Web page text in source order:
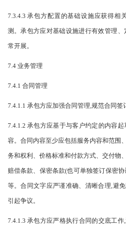
7.3.4.3 承包方配置的基础设施应获得相
测。承包方应对基础设施进行有效管理
常开展。
7.4 业务管理
7.4.1 合同管理
7.4.1.1 承包方应加强合同管理,规范合同签
7.4.1.2 承包方应基于与客户约定的内容
容。合同内容至少应包括服务内容和范围
务和权利、价格标准和付款方式、交付物
赔偿条款、保密条款(也可单独签订保密
等。合同文字应严谨准确、清晰合理,避
引起争议。
7.4.1.3 承包方应严格执行合同的交底工